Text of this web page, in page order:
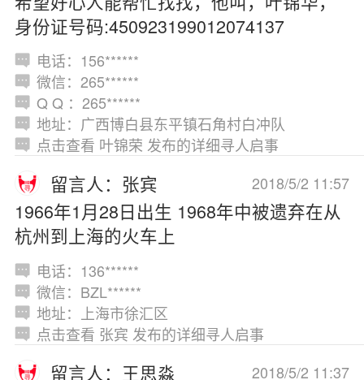
身份证号码:450923199012074137
电话：156******
微信：265******
Q Q ：265******
地址：广西博白县东平镇石角村白冲队
点击查看 叶锦荣 发布的详细寻人启事
2018/5/2 11:57
留言人：张宾
1966年1月28日出生 1968年中被遗弃在从
杭州到上海的火车上
电话：136******
微信：BZL******
地址：上海市徐汇区
点击查看 张宾 发布的详细寻人启事
2018/5/2 11:37
留言人：王思淼